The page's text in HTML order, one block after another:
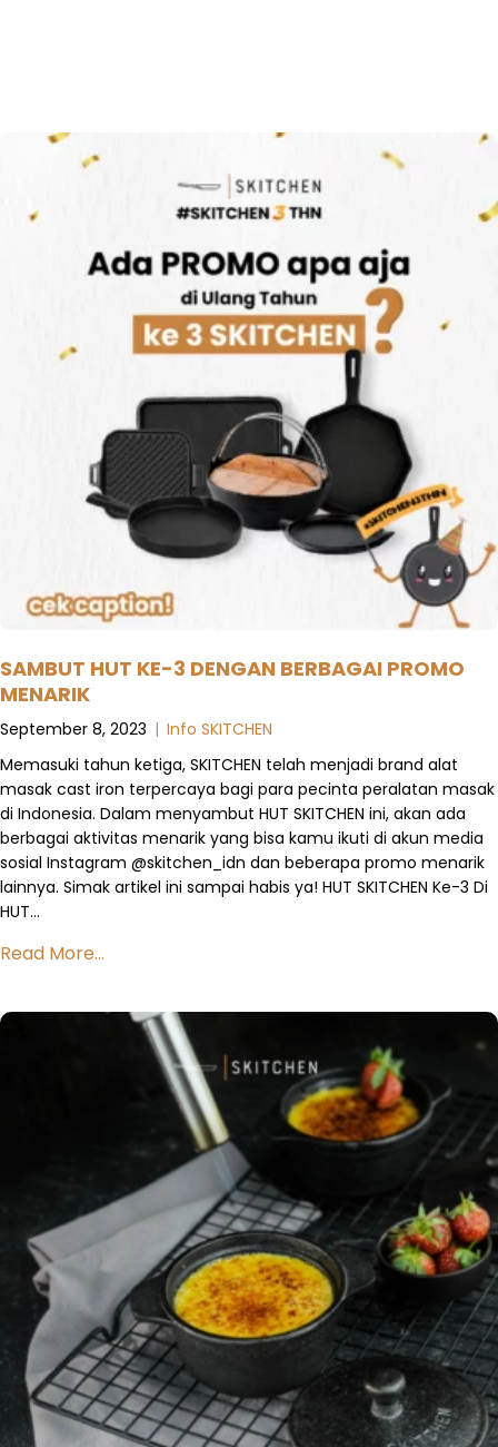
SAMBUT HUT KE-3 DENGAN BERBAGAI PROMO
MENARIK
September 8, 2023 | Info SKITCHEN
Memasuki tahun ketiga, SKITCHEN telah menjadi brand alat
masak cast iron terpercaya bagi para pecinta peralatan masak
di Indonesia. Dalam menyambut HUT SKITCHEN ini, akan ada
berbagai aktivitas menarik yang bisa kamu ikuti di akun media
sosial Instagram @skitchen_idn dan beberapa promo menarik
lainnya. Simak artikel ini sampai habis ya! HUT SKITCHEN Ke-3 Di
HUT…
Read More...